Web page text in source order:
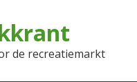
de recreatiemarkt